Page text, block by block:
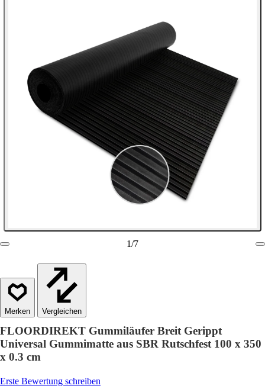
1/7
Vergleichen
FLOORDIREKT Gummiläufer Breit Gerippt
Universal Gummimatte aus SBR Rutschfest 100 x 350
x 0.3 cm
Erste Bewertung schreiben